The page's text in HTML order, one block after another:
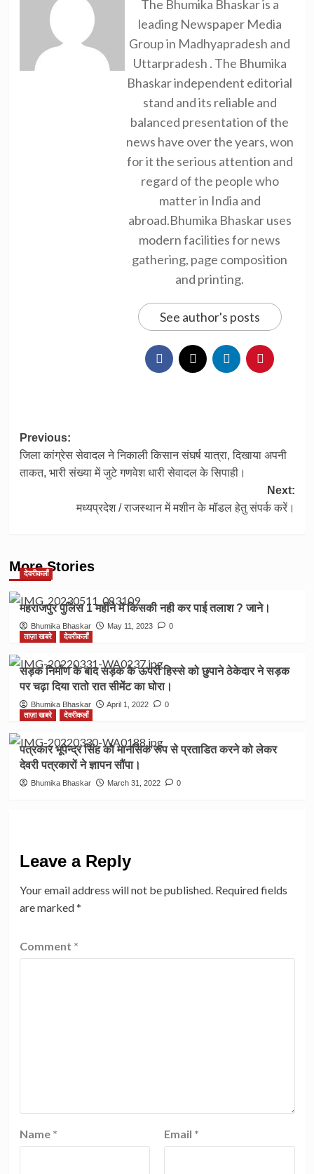
The Bhumika Bhaskar is a
leading Newspaper Media
Group in Madhyapradesh and
Uttarpradesh . The Bhumika
Bhaskar independent editorial
stand and its reliable and
balanced presentation of the
news have over the years, won
for it the serious attention and
regard of the people who
matter in India and
abroad.Bhumika Bhaskar uses
modern facilities for news
gathering, page composition
and printing.
See author's posts
Post
navigation
Previous:
जिला कांग्रेस सेवादल ने निकाली किसान संघर्ष यात्रा, दिखाया अपनी
ताकत, भारी संख्या में जुटे गणवेश धारी सेवादल के सिपाही।
Next:
मध्यप्रदेश / राजस्थान में मशीन के मॉडल हेतु संपर्क करें।
More Stories
देवरीकलाँ
महराजपुर पुलिस 1 महीने में किसकी नही कर पाई तलाश ? जाने।
Bhumika Bhaskar May 11, 2023
0
ताज़ा खबरे
देवरीकलाँ
सड़क निर्माण के बाद सड़क के ऊपरी हिस्से को छुपाने ठेकेदार ने सड़क
पर चढ़ा दिया रातो रात सीमेंट का घोरा।
Bhumika Bhaskar April 1, 2022
0
ताज़ा खबरे
देवरीकलाँ
पत्रकार भूपेन्द्र सिंह को मानसिक रूप से प्रताडित करने को लेकर
देवरी पत्रकारों ने ज्ञापन सौंपा।
Bhumika Bhaskar March 31, 2022 0
Leave a Reply
Your email address will not be published. Required fields
are marked*
Comment *
Name * Email *